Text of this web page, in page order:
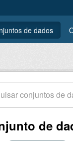
de dados
de